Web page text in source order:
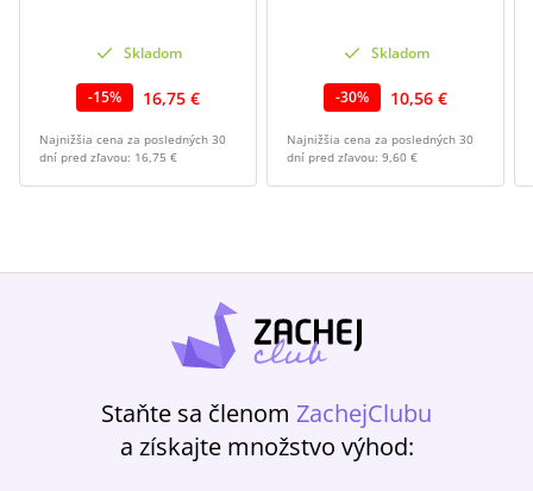
Skladom
-15% 16,75 €
Najnižšia cena za posledných 30
dní pred zľavou: 16,75 €
Skladom
-30% 10,56 €
Najnižšia cena za posledných 30
dní pred zľavou: 9,60 €
Staňte sa členom ZachejClubu
a získajte množstvo výhod: